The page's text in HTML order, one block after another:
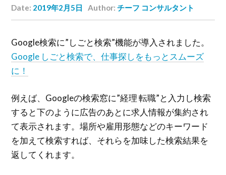
Date: 2019年2月5日 Author:チーフ コンサルタント
Google検索に”しごと検索”機能が導入されました。
Google しごと検索で、仕事探しをもっとスムーズ
に！
例えば、Googleの検索窓に”経理 転職”と入力し検索
すると下のように広告のあとに求人情報が集約され
て表示されます。場所や雇用形態などのキーワード
を加えて検索すれば、それらを加味した検索結果を
返してくれます。